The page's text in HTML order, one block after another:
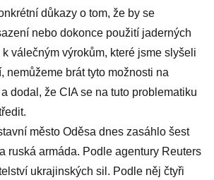
důkazy o tom, že by se
nebo dokonce použití jaderných
k válečným výrokům, které jsme slyšeli
nemůžeme brát tyto možnosti na
dodal, že CIA se na tuto problematiku
město Oděsa dnes zasáhlo šest
ruská armáda. Podle agentury Reuters
ukrajinských sil. Podle něj čtyři